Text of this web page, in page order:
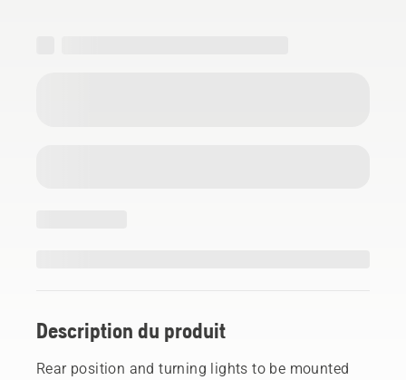
Description du produit
Rear position and turning lights to be mounted